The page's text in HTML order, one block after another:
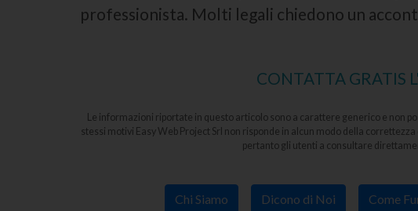
professionista. Molti legali chiedono un
CONTATTA GRATIS
Le informazioni riportate in questo articolo sono a carattere generico e non
stessi motivi Easy Web Project Srl non risponde in alcun modo della
pertanto gli utenti a consultare
Chi Siamo Dicono di Noi Come